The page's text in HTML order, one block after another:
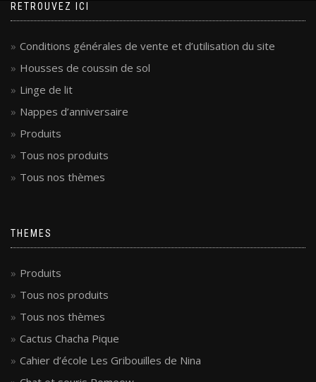
RETROUVEZ ICI
Conditions générales de vente et d’utilisation du site
Housses de coussin de sol
Linge de lit
Nappes d’anniversaire
Produits
Tous nos produits
Tous nos thèmes
THEMES
Produits
Tous nos produits
Tous nos thèmes
Cactus Chacha Pique
Cahier d’école Les Gribouilles de Nina